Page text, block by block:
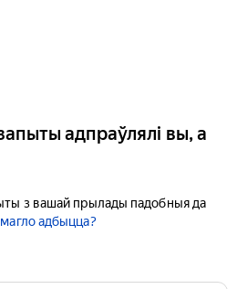
адпраўлялі вы, а
з вашай прылады падобныя да
адбыцца?